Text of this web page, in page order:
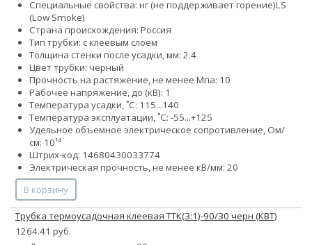
Специальные свойства: нг (не поддерживает горение)LS
(Low Smoke)
Страна происхождения: Россия
Тип трубки: с клеевым слоем
Толщина стенки после усадки, мм: 2.4
Цвет трубки: черный
Прочность на растяжение, не менее Мпа: 10
Рабочее напряжение, до (кВ): 1
Температура усадки, ˚С: 115...140
Температура эксплуатации, ˚С: -55...+125
Удельное объемное электрическое сопротивление, Ом/
см: 10¹⁴
Штрих-код: 14680430033774
Электрическая прочность, не менее кВ/мм: 20
В корзину
Трубка термоусадочная клеевая ТТК(3:1)-90/30 черн (КВТ)
1264.41 руб.